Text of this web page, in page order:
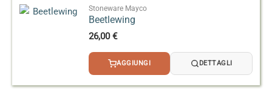
Stoneware Mayco
Beetlewing
26,00€
AGGIUNGI DETTAGLI